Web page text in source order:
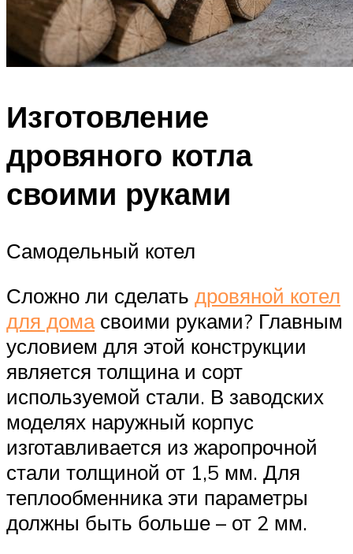
Изготовление
дровяного котла
своими руками
Самодельный котел
Сложно ли сделать дровяной котел
для домасвоими руками? Главным
условием для этой конструкции
является толщина и сорт
используемой стали. В заводских
моделях наружный корпус
изготавливается из жаропрочной
стали толщиной от 1,5 мм. Для
теплообменника эти параметры
должны быть больше – от 2 мм.